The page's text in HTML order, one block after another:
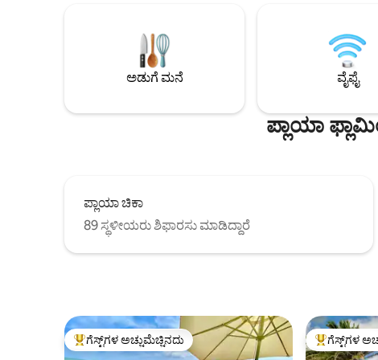
ಪ್ರವೇಶದ್ವಾರ, ದೊಡ್ಡ ಲಿವಿಂಗ್ ರೂಮ್, ಡೈನಿಂಗ್
ರೂಮ್, ಅಳವಡಿಸಲಾದ ಅಡುಗೆಮನೆ, 1 ಬೆಡ್‌ರೂಮ್
ಎನ್ ಸೂಟ್, 2 ಹಾಸಿಗೆಗಳು ಮತ್ತು 1 ಬಾತ್‌ರೂಮ್
ಹೊಂದಿರುವ 1 ಬೆಡ್‌ರೂಮ್. ಪ್ರೈವೇಟ್ ಪಾರ್ಕಿಂಗ್. 50
ಬಾರ್‌ಗಳು
ಅಡುಗೆ ಮನೆ ವೈಫೈ
ಪ್ಲಾಯಾ
ಪ್ಲಾಯಾ ಚಿಕಾ
89 ಸ್ಥಳೀಯರು ಶಿಫಾರಸು ಮಾಡಿದ್ದಾರೆ
ಗೆಸ್ಟ್‌ಗಳಿಗೆ ಅತಿ ಹೆಚ್ಚು ಅಚ್ಚುಮೆಚ್ಚಿನದು
ಗೆಸ್ಟ್‌ಗಳ ಅಚ್ಚುಮೆಚ್ಚಿನದು ಗೆಸ್ಟ್‌ಗಳಿಗೆ ಅತಿ
ಗೆಸ್ಟ್‌ಗಳ